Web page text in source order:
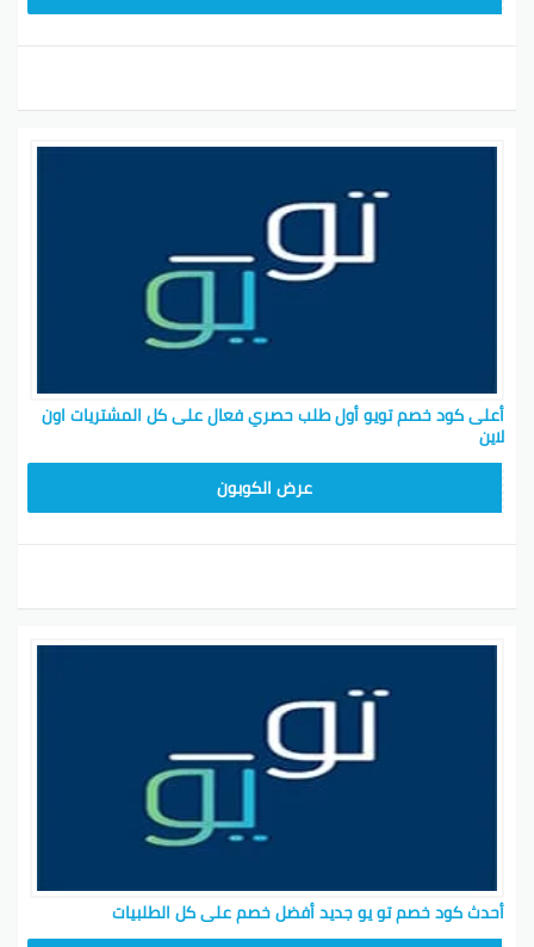
أعلى كود خصم تويو أول طلب حصري فعال على كل المشتريات اون
لاين
عرض الكوبون
أحدث كود خصم تو يو جديد أفضل خصم على كل الطلبيات